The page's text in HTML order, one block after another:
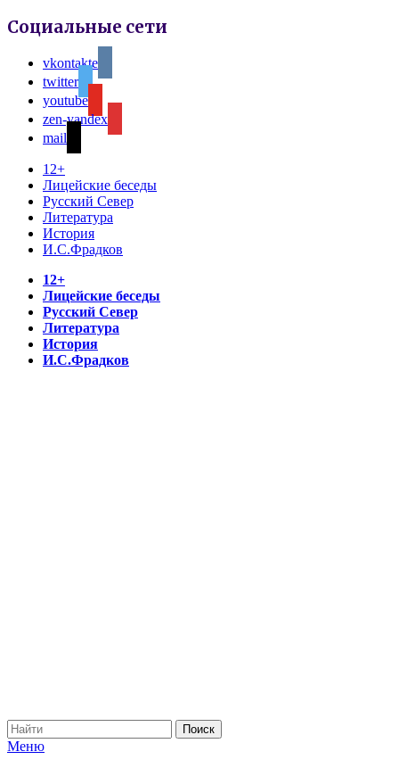
Социальные сети
vkontakte
twitter
youtube
zen-yandex
mail
12+
Лицейские беседы
Русский Север
Литература
История
И.С.Фрадков
12+
Лицейские беседы
Русский Север
Литература
История
И.С.Фрадков
Меню